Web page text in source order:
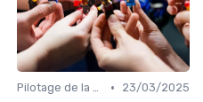
Pilotage de la performance commerciale •
23/03/2025